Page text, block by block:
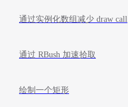
通过实例化数组减少 draw call
通过 RBush 加速拾取
绘制一个矩形